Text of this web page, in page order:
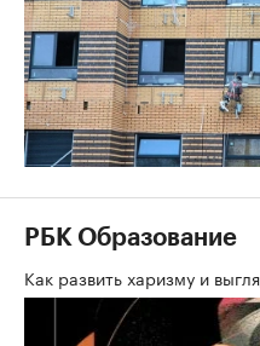
РБК Образование
Как развить харизму и